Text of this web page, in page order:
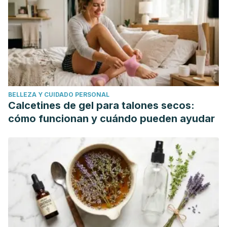
Senescence.
Oxidative Medicine and Cellular Longevity,
2015
https://doi.org/10.1155/2015/619560
BELLEZA Y CUIDADO PERSONAL
Calcetines de gel para talones secos:
cómo funcionan y cuándo pueden ayudar